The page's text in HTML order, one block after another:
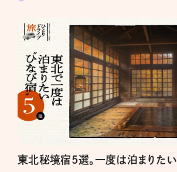
東北秘境宿5選。一度は泊まりた